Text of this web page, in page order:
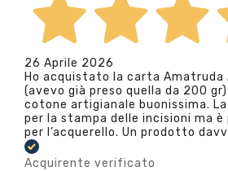
26 Aprile 2026
Ho acquistato la carta Amatruda
(avevo già preso quella da 200
cotone artigianale buonissima.
per la stampa delle incisioni ma
per l’acquerello. Un prodotto
Acquirente verificato